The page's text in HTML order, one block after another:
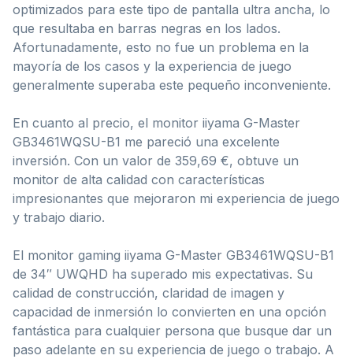
optimizados para este tipo de pantalla ultra ancha, lo
que resultaba en barras negras en los lados.
Afortunadamente, esto no fue un problema en la
mayoría de los casos y la experiencia de juego
generalmente superaba este pequeño inconveniente.
En cuanto al precio, el monitor iiyama G-Master
GB3461WQSU-B1 me pareció una excelente
inversión. Con un valor de 359,69 €, obtuve un
monitor de alta calidad con características
impresionantes que mejoraron mi experiencia de juego
y trabajo diario.
El monitor gaming iiyama G-Master GB3461WQSU-B1
de 34″ UWQHD ha superado mis expectativas. Su
calidad de construcción, claridad de imagen y
capacidad de inmersión lo convierten en una opción
fantástica para cualquier persona que busque dar un
paso adelante en su experiencia de juego o trabajo. A